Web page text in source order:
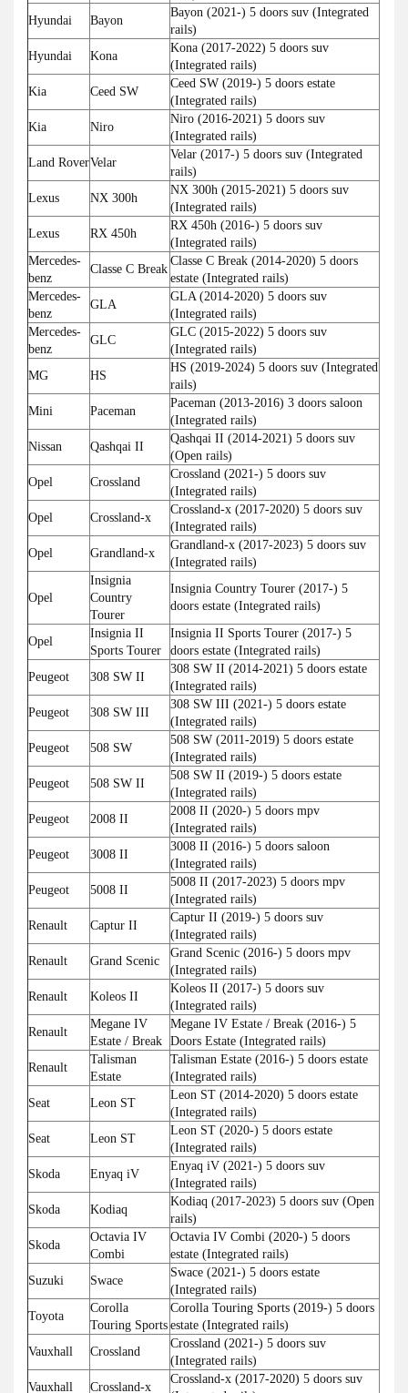
Hyundai
Bayon
Bayon (2021-) 5 doors suv (Integrated
rails)
Hyundai
Kona
Kona (2017-2022) 5 doors suv
(Integrated rails)
Kia
Ceed SW
Ceed SW (2019-) 5 doors estate
(Integrated rails)
Kia
Niro
Niro (2016-2021) 5 doors suv
(Integrated rails)
Land RoverVelar
Velar (2017-) 5 doors suv (Integrated
rails)
Lexus
NX 300h
NX 300h (2015-2021) 5 doors suv
(Integrated rails)
Lexus
RX 450h
RX 450h (2016-) 5 doors suv
(Integrated rails)
Mercedes-
benz
Classe C Break
Classe C Break (2014-2020) 5 doors
estate (Integrated rails)
Mercedes-
benz
GLA
GLA (2014-2020) 5 doors suv
(Integrated rails)
Mercedes-
benz
GLC
GLC (2015-2022) 5 doors suv
(Integrated rails)
MG
HS
HS (2019-2024) 5 doors suv (Integrated
rails)
Mini
Paceman
Paceman (2013-2016) 3 doors saloon
(Integrated rails)
Nissan
Qashqai II
Qashqai II (2014-2021) 5 doors suv
(Open rails)
Opel
Crossland
Crossland (2021-) 5 doors suv
(Integrated rails)
Opel
Crossland-x
Crossland-x (2017-2020) 5 doors suv
(Integrated rails)
Opel
Grandland-x
Grandland-x (2017-2023) 5 doors suv
(Integrated rails)
Opel
Insignia
Country
Tourer
Insignia Country Tourer (2017-) 5
doors estate (Integrated rails)
Opel
Insignia II
Sports Tourer
Insignia II Sports Tourer (2017-) 5
doors estate (Integrated rails)
Peugeot
308 SW II
308 SW II (2014-2021) 5 doors estate
(Integrated rails)
Peugeot
308 SW III
308 SW III (2021-) 5 doors estate
(Integrated rails)
Peugeot
508 SW
508 SW (2011-2019) 5 doors estate
(Integrated rails)
Peugeot
508 SW II
508 SW II (2019-) 5 doors estate
(Integrated rails)
Peugeot
2008 II
2008 II (2020-) 5 doors mpv
(Integrated rails)
Peugeot
3008 II
3008 II (2016-) 5 doors saloon
(Integrated rails)
Peugeot
5008 II
5008 II (2017-2023) 5 doors mpv
(Integrated rails)
Renault
Captur II
Captur II (2019-) 5 doors suv
(Integrated rails)
Renault
Grand Scenic
Grand Scenic (2016-) 5 doors mpv
(Integrated rails)
Renault
Koleos II
Koleos II (2017-) 5 doors suv
(Integrated rails)
Renault
Megane IV
Estate / Break
Megane IV Estate / Break (2016-) 5
Doors Estate (Integrated rails)
Renault
Talisman
Estate
Talisman Estate (2016-) 5 doors estate
(Integrated rails)
Seat
Leon ST
Leon ST (2014-2020) 5 doors estate
(Integrated rails)
Seat
Leon ST
Leon ST (2020-) 5 doors estate
(Integrated rails)
Skoda
Enyaq iV
Enyaq iV (2021-) 5 doors suv
(Integrated rails)
Skoda
Kodiaq
Kodiaq (2017-2023) 5 doors suv (Open
rails)
Skoda
Octavia IV
Combi
Octavia IV Combi (2020-) 5 doors
estate (Integrated rails)
Suzuki
Swace
Swace (2021-) 5 doors estate
(Integrated rails)
Toyota
Corolla
Touring Sports
Corolla Touring Sports (2019-) 5 doors
estate (Integrated rails)
Vauxhall
Crossland
Crossland (2021-) 5 doors suv
(Integrated rails)
Vauxhall
Crossland-x
Crossland-x (2017-2020) 5 doors suv